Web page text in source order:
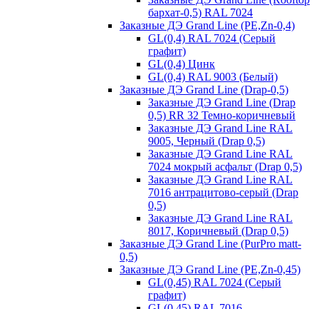
бархат-0,5) RAL 7024
Заказные ДЭ Grand Line (PE,Zn-0,4)
GL(0,4) RAL 7024 (Серый
графит)
GL(0,4) Цинк
GL(0,4) RAL 9003 (Белый)
Заказные ДЭ Grand Line (Drap-0,5)
Заказные ДЭ Grand Line (Drap
0,5) RR 32 Темно-коричневый
Заказные ДЭ Grand Line RAL
9005, Черный (Drap 0,5)
Заказные ДЭ Grand Line RAL
7024 мокрый асфальт (Drap 0,5)
Заказные ДЭ Grand Line RAL
7016 антрацитово-серый (Drap
0,5)
Заказные ДЭ Grand Line RAL
8017, Коричневый (Drap 0,5)
Заказные ДЭ Grand Line (PurPro matt-
0,5)
Заказные ДЭ Grand Line (PE,Zn-0,45)
GL(0,45) RAL 7024 (Серый
графит)